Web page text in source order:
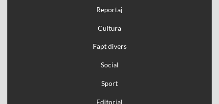
Reportaj
Cultura
Fapt divers
Social
Sport
Editorial